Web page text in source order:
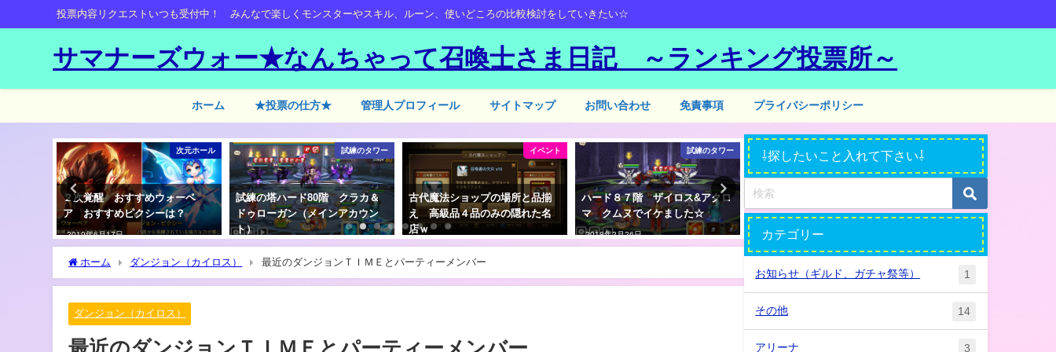
投票内容リクエストいつも受付中！ みんなで楽しくモンスターやスキル、ルーン、使いどころの比較検討をしていきたい☆
サマナーズウォー★なんちゃって召喚士さま日記 ～ランキング投票所～
ホーム ★投票の仕方★ 管理人プロフィール サイトマップ お問い合わせ 免責事項 プライバシーポリシー
次元ホール
２次覚醒 おすすめウォーベ
ア おすすめピクシーは？
2019年6月17日
試練のタワー
試練の塔ハード80階 クラカ＆
ドゥローガン（メインアカウン
ト）
イベント
古代魔法ショップの場所と品揃
え 高級品４品のみの隠れた名
店ｗ
試練のタワー
ハード８７階 ザイロス&アクロ
マ クムヌでイケました☆
2018年2月26日
試練のタワー
誰でもできる？試練の塔ノーマ
ル制覇☆
2019年2月21日
至難！ドラゴン狩り 風属
すすめモンスターは？
2019年7月23日
ホーム ダンジョン（カイロス） 最近のダンジョンＴＩＭＥとパーティーメンバー
ダンジョン（カイロス）
⇩探したいこと入れて下さい⇩
カテゴリー
お知らせ（ギルド、ガチャ祭等） 1
その他 14
アリーナ 3